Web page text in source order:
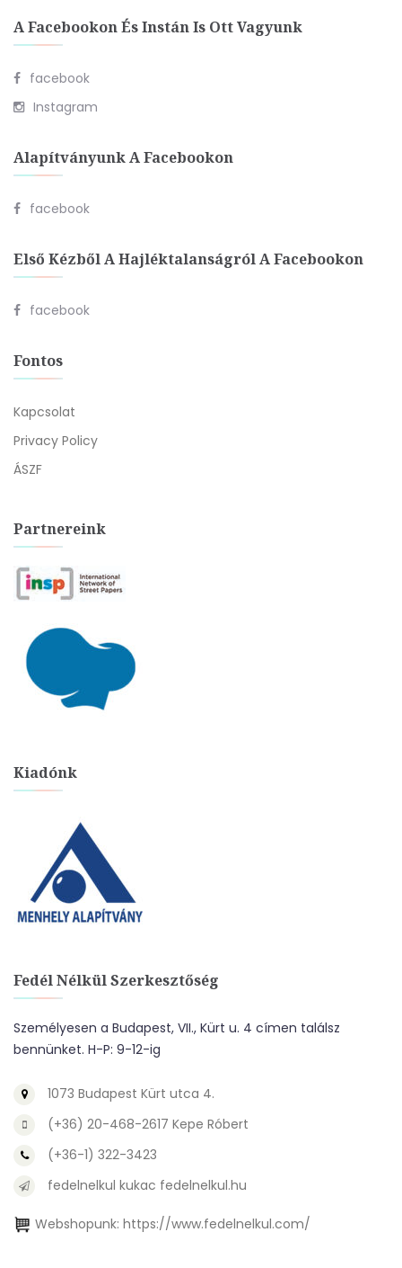
A Facebookon És Instán Is Ott Vagyunk
facebook
Instagram
Alapítványunk A Facebookon
facebook
Első Kézből A Hajléktalanságról A Facebookon
facebook
Fontos
Kapcsolat
Privacy Policy
ÁSZF
Partnereink
Kiadónk
Fedél Nélkül Szerkesztőség
Személyesen a Budapest, VII., Kürt u. 4 címen találsz
bennünket. H-P: 9-12-ig
1073 Budapest Kürt utca 4.
(+36) 20-468-2617 Kepe Róbert
(+36-1) 322-3423
fedelnelkul kukac fedelnelkul.hu
Webshopunk: https://www.fedelnelkul.com/